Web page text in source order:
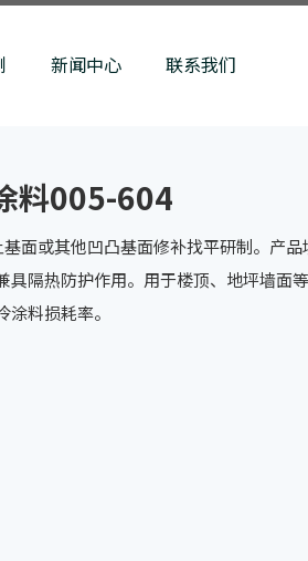
新闻中心 联系我们
料005-604
面或其他凹凸基面修补找平研制。产
具隔热防护作用。用于楼顶、地坪墙面
料损耗率。